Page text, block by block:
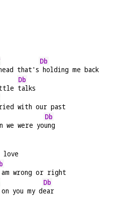
that's
Db
holding me back
Db
talks
with our past
we were yo
Db
ung
wrong or right
you my d
Db
ear